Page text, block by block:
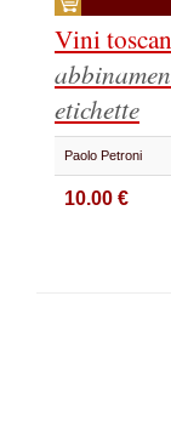
Vini
etichette
Paolo Petroni
10.00 €